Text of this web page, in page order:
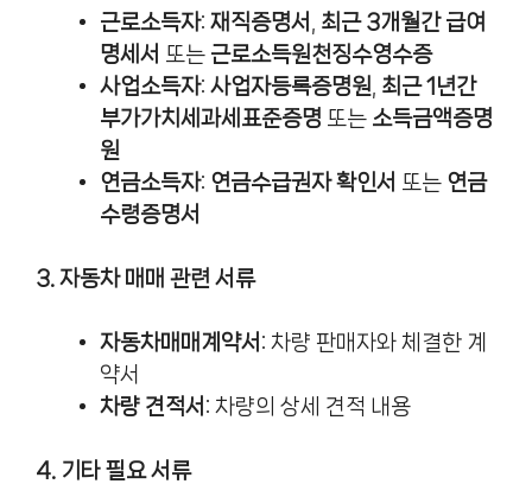
근로소득자: 재직증명서
최근 3개월간 급여
명세서 또는 근로소득원천징수영수증
사업소득자: 사업자등록증명원 최근 1년간
부가가치세과세표준증명 또는 소득금액증명
원
연금소득자: 연금수급권자 확인서 또는 연금
수령증명서
3. 자동차 매매 관련 서류
자동차매매계약서 : 차량 판매자와 체결한 계
약서
차량 견적서 : 차량의 상세 견적 내용
4. 기타 필요 서류